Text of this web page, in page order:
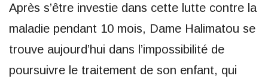
Après s’être investie dans cette lutte contre la
maladie pendant 10 mois, Dame Halimatou se
trouve aujourd’hui dans l’impossibilité de
poursuivre le traitement de son enfant, qui